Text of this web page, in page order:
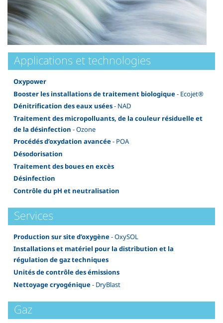
Applications et technologies
Oxypower
Booster les installations de traitement biologique- Ecojet®
Dénitrification des eaux usées- NAD
Traitement des micropolluants, de la couleur résiduelle et
de la désinfection - Ozone
Procédés d’oxydation avancée- POA
Désodorisation
Traitement des boues en excès
Désinfection
Contrôle du pH et neutralisation
Services
Production sur site d’oxygène- OxySOL
Installations et matériel pour la distribution et la
régulation de gaz techniques
Unités de contrôle des émissions
Nettoyage cryogénique- DryBlast
Gaz